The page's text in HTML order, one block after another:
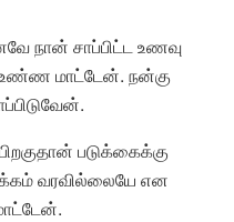
நான் சாப்பிட்ட உணவு
உண்ண மாட்டேன். நன்கு
படுக்கைக்கு
வரவில்லையே என